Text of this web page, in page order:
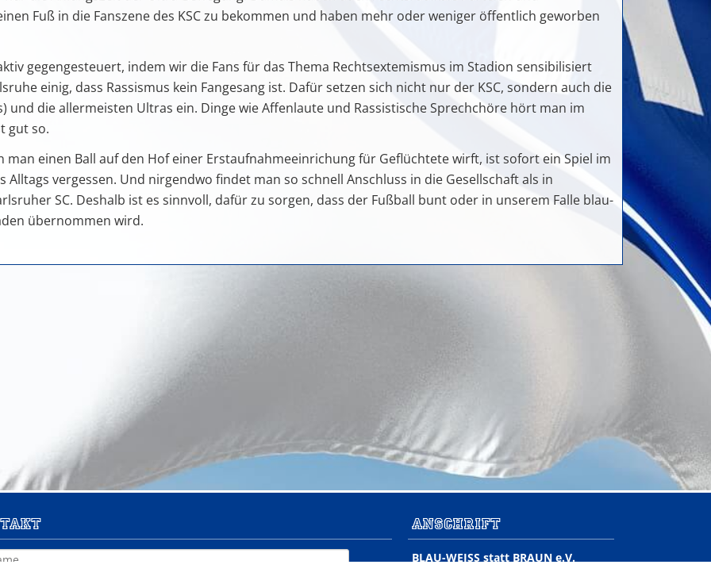
Fuß in die Fanszene des KSC zu bekommen und haben mehr oder weniger öffentlich geworben
gegengesteuert, indem wir die Fans für das Thema Rechtsextemismus im Stadion sensibilisiert
einig, dass Rassismus kein Fangesang ist. Dafür setzen sich nicht nur der KSC, sondern auch die
und die allermeisten Ultras ein. Dinge wie Affenlaute und Rassistische Sprechchöre hört man im
gut so.
einen Ball auf den Hof einer Erstaufnahmeeinrichung für Geflüchtete wirft, ist sofort ein Spiel im
Alltags vergessen. Und nirgendwo findet man so schnell Anschluss in die Gesellschaft als in
SC. Deshalb ist es sinnvoll, dafür zu sorgen, dass der Fußball bunt oder in unserem Falle blau-
übernommen wird.
Anschrift
BLAU-WEISS statt BRAUN e.V.